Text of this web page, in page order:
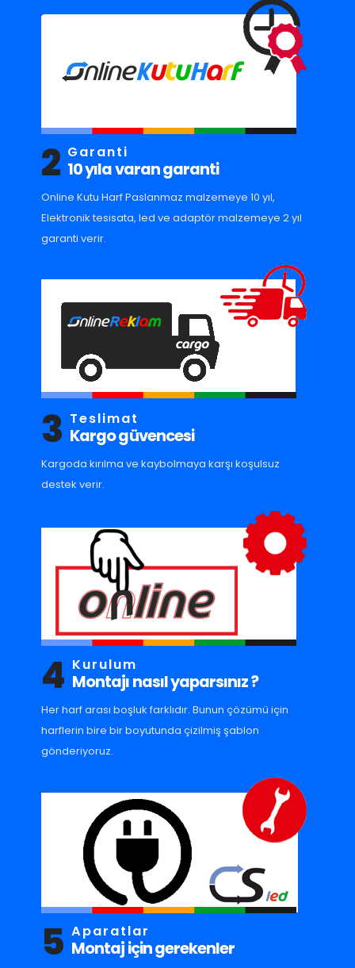
2 Garanti
10 yıla varan garanti
Online Kutu Harf Paslanmaz malzemeye 10 yıl,
Elektronik tesisata, led ve adaptör malzemeye 2 yıl
garanti verir.
3 Teslimat
Kargo güvencesi
Kargoda kırılma ve kaybolmaya karşı koşulsuz
destek verir.
4 Kurulum
Montajı nasıl yaparsınız ?
Her harf arası boşluk farklıdır. Bunun çözümü için
harflerin bire bir boyutunda çizilmiş şablon
gönderiyoruz.
5 Aparatlar
Montaj için gerekenler